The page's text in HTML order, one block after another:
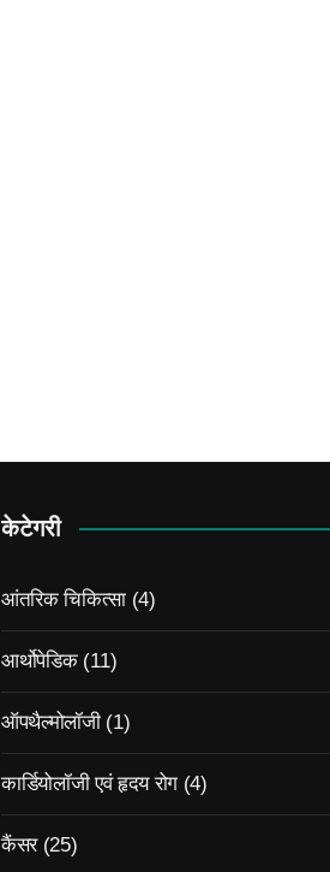
केटेगरी
आंतरिक चिकित्सा(4)
आर्थोपेडिक(11)
ऑपथैल्मोलॉजी(1)
कार्डियोलॉजी एवं हृदय रोग(4)
कैंसर(25)